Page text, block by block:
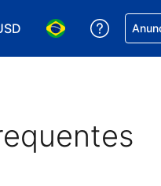
Escolha sua moeda.
Escolha seu